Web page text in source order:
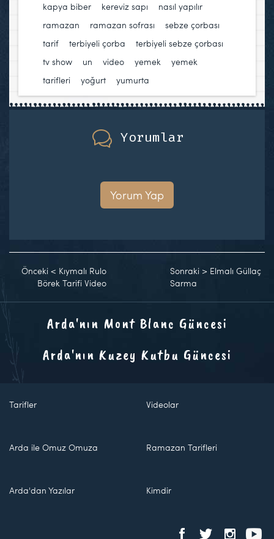
kapya biber
kereviz sapı nasıl yapılır
ramazan
ramazan sofrası sebze çorbası
tarif
terbiyeli çorba terbiyeli sebze çorbası
tv show
un video yemek
yemek
tarifleri
yoğurt yumurta
Yorumlar
Yorum Yap
Önceki < Kıymalı Rulo
Börek Tarifi Video
Sonraki > Elmalı Güllaç
Sarma
Arda'nın Mont Blanc Güncesi
Arda'nın Kuzey Kutbu Güncesi
Tarifler Videolar
Arda ile Omuz Omuza Ramazan Tarifleri
Arda'dan Yazılar Kimdir